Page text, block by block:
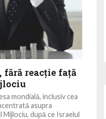
fără reacție față
mondială, inclusiv cea
asupra
după ce Israelul